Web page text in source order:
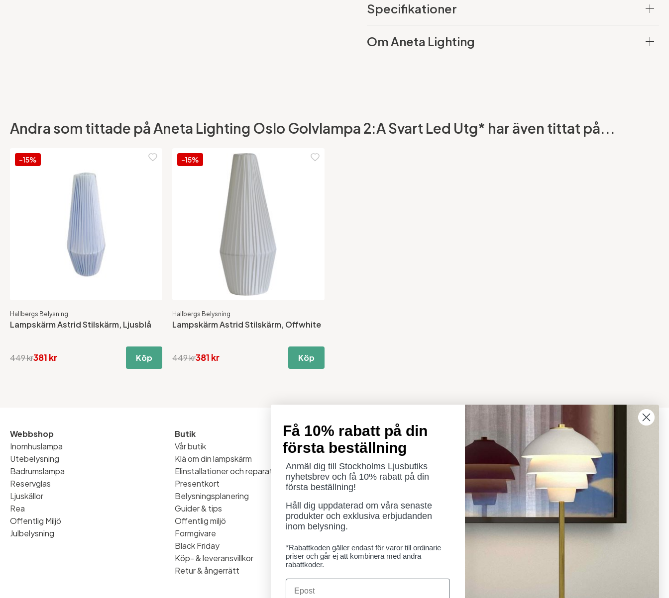
Specifikationer
Om Aneta Lighting
Andra som tittade på Aneta Lighting Oslo Golvlampa 2:A Svart Led Utg* har även tittat på...
-15%
Hallbergs Belysning
Lampskärm Astrid Stilskärm, Ljusblå
381 kr
449 kr Köp
-15%
Hallbergs Belysning
Lampskärm Astrid Stilskärm, Offwhite
381 kr
449 kr Köp
Webbshop
Inomhuslampa
Utebelysning
Badrumslampa
Reservglas
Ljuskällor
Rea
Offentlig Miljö
Julbelysning
Butik
Vår butik
Klä om din lampskärm
Elinstallationer och reparationer
Presentkort
Belysningsplanering
Guider & tips
Offentlig miljö
Formgivare
Black Friday
Köp- & leveransvillkor
Retur & ångerrätt
Öppettider
Måndag - Torsdag: 11-18
Fredag - Lördag: 11-16
Söndag: Stängt
Lördag 1/8 stängt
08 - 654 29 00
info@ljusbutik.se
Fler kontaktuppgifter »
Adress: Kungsholmsgatan 6, 112 27
Stockholm
Få 10% rabatt på din
första beställning
Anmäl dig till Stockholms Ljusbutiks
nyhetsbrev och få 10% rabatt på din
första beställning!
Håll dig uppdaterad om våra senaste
produkter och exklusiva erbjudanden
inom belysning.
*Rabattkoden gäller endast för varor till ordinarie
priser och går ej att kombinera med andra
rabattkoder.
Email